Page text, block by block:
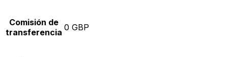
Comisión de
transferencia 0 GBP